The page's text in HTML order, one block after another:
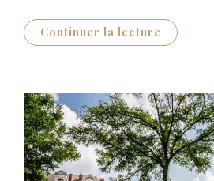
Continuer la lecture